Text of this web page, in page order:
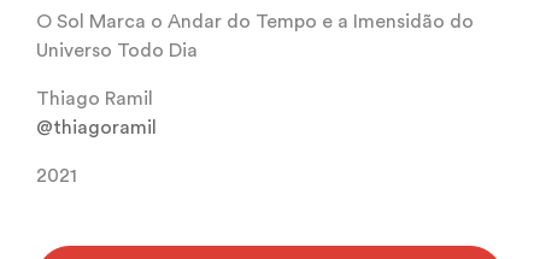
O Sol Marca o Andar do Tempo e a Imensidão do
Universo Todo Dia
Thiago Ramil
@thiagoramil
2021